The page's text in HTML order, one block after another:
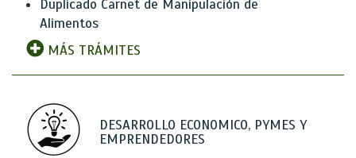
Duplicado Carnet de Manipulación de
Alimentos
MÁS TRÁMITES
DESARROLLO ECONOMICO, PYMES Y
EMPRENDEDORES